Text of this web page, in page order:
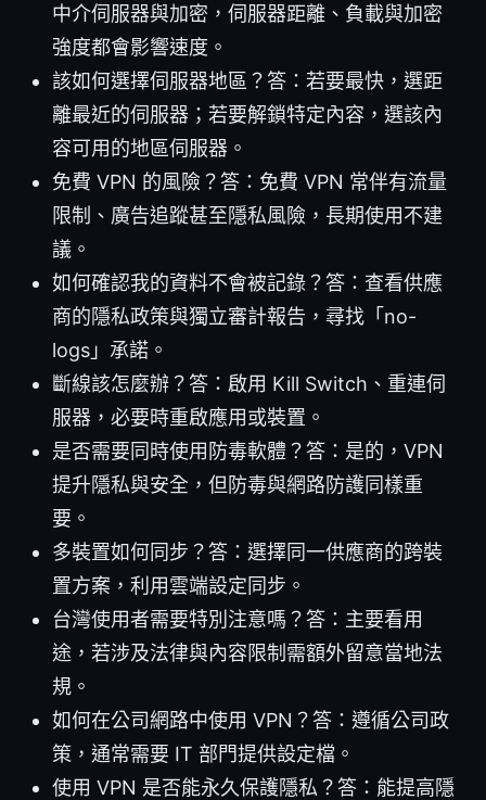
中介伺服器與加密，伺服器距離、負載與加密
強度都會影響速度。
該如何選擇伺服器地區？答：若要最快，選距
離最近的伺服器；若要解鎖特定內容，選該內
容可用的地區伺服器。
免費 VPN 的風險？答：免費 VPN 常伴有流量
限制、廣告追蹤甚至隱私風險，長期使用不建
議。
如何確認我的資料不會被記錄？答：查看供應
商的隱私政策與獨立審計報告，尋找「no-
logs」承諾。
斷線該怎麼辦？答：啟用 Kill Switch、重連伺
服器，必要時重啟應用或裝置。
是否需要同時使用防毒軟體？答：是的，VPN
提升隱私與安全，但防毒與網路防護同樣重
要。
多裝置如何同步？答：選擇同一供應商的跨裝
置方案，利用雲端設定同步。
台灣使用者需要特別注意嗎？答：主要看用
途，若涉及法律與內容限制需額外留意當地法
規。
如何在公司網路中使用 VPN？答：遵循公司政
策，通常需要 IT 部門提供設定檔。
使用 VPN 是否能永久保護隱私？答：能提高隱